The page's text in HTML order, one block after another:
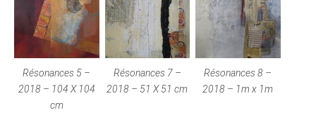
​Résonances 5 –
2018 – 104 X 104
cm
Résonances 7 –
2018 – 51 X 51 cm
Résonances 8 –
2018 – 1m x 1m